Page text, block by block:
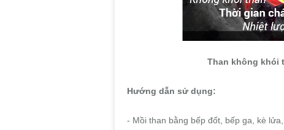
Than không khói
Hướng dẫn sử dụng:
- Mồi than bằng bếp đốt, bếp ga, kè